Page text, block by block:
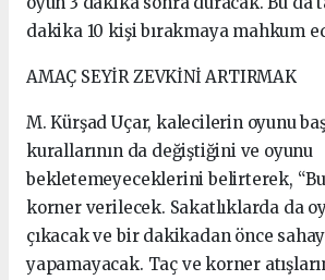
dakika 10 kişi bırakmaya mahkum
AMAÇ SEYİR ZEVKİNİ ARTIRMAK
M. Kürşad Uçar, kalecilerin oyunu
kurallarının da değiştiğini ve oyunu
bekletemeyeceklerini belirterek,
korner verilecek. Sakatlıklarda da
çıkacak ve bir dakikadan önce
yapamayacak. Taç ve korner